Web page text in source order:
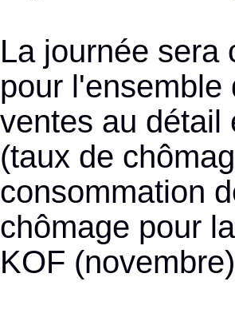
La journée sera
pour l'ensemble
ventes au détail
(taux de
consommation
chômage pour
KOF